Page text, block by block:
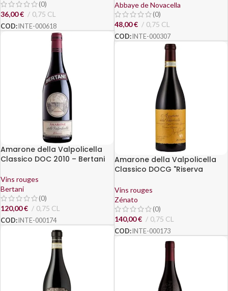
(0)
36,00€ 0,75 CL
COD: INTE-000618
Abbaye de Novacella
(0)
48,00€ 0,75 CL
COD: INTE-000307
Amarone della Valpolicella
Classico DOC 2010 – Bertani
Vins rouges
Bertani
(0)
120,00€ 0,75 CL
COD: INTE-000174
Amarone della Valpolicella
Classico DOCG "Riserva
Vins rouges
Zénato
(0)
140,00€ 0,75 CL
COD: INTE-000173